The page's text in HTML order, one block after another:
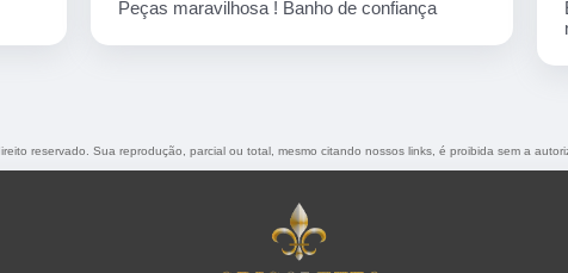
Empresa corretíssima, banho de confiança
reservado. Sua reprodução, parcial ou total, mesmo citando nossos links, é proibida sem a